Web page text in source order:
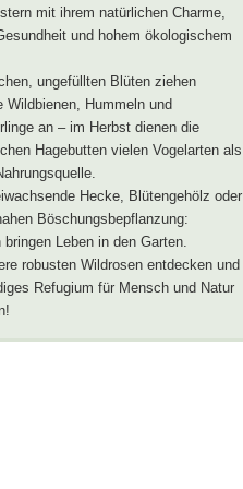
mit ihrem natürlichen Charme,
und hohem ökologischem
ungefüllten Blüten ziehen
Wildbienen, Hummeln und
an – im Herbst dienen die
Hagebutten vielen Vogelarten als
Hecke, Blütengehölz oder
Böschungsbepflanzung:
bringen Leben in den Garten.
robusten Wildrosen entdecken und
Refugium für Mensch und Natur